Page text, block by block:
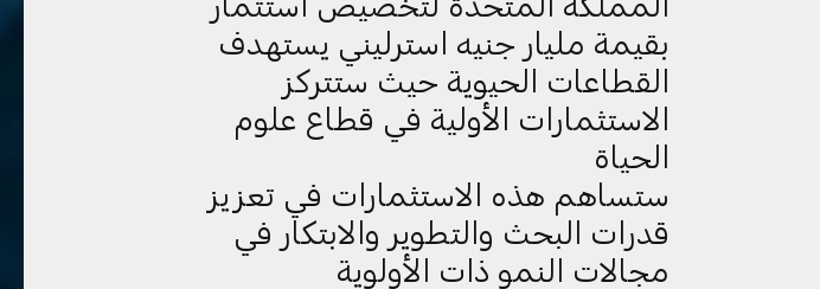
بقيمة مليار جنيه استرليني يستهدف
القطاعات الحيوية حيث ستتركز
الاستثمارات الأولية في قطاع علوم
الحياة
ستساهم هذه الاستثمارات في تعزيز
قدرات البحث والتطوير والابتكار في
مجالات النمو ذات الأولوية